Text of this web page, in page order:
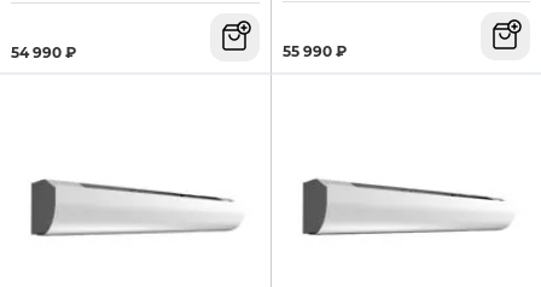
54 990 ₽ 55 990 ₽